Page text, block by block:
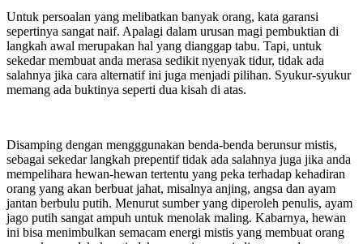
Untuk persoalan yang melibatkan banyak orang, kata garansi
sepertinya sangat naif. Apalagi dalam urusan magi pembuktian di
langkah awal merupakan hal yang dianggap tabu. Tapi, untuk
sekedar membuat anda merasa sedikit nyenyak tidur, tidak ada
salahnya jika cara alternatif ini juga menjadi pilihan. Syukur-syukur
memang ada buktinya seperti dua kisah di atas.
Disamping dengan mengggunakan benda-benda berunsur mistis,
sebagai sekedar langkah prepentif tidak ada salahnya juga jika anda
mempelihara hewan-hewan tertentu yang peka terhadap kehadiran
orang yang akan berbuat jahat, misalnya anjing, angsa dan ayam
jantan berbulu putih. Menurut sumber yang diperoleh penulis, ayam
jago putih sangat ampuh untuk menolak maling. Kabarnya, hewan
ini bisa menimbulkan semacam energi mistis yang membuat orang